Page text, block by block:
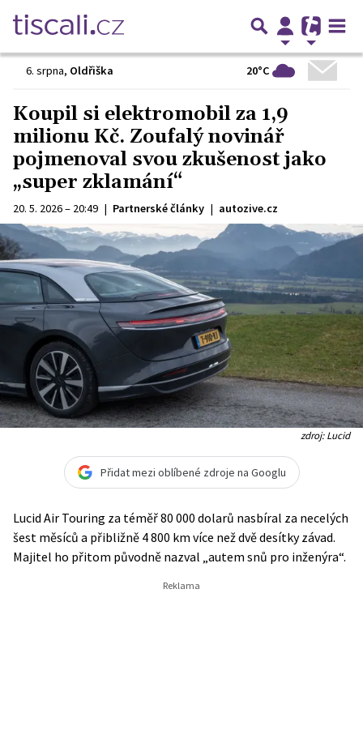
6. srpna, Oldřiška 20°C
Koupil si elektromobil za 1,9
milionu Kč. Zoufalý novinář
pojmenoval svou zkušenost jako
„super zklamání“
20. 5. 2026 – 20:49 | Partnerské články | autozive.cz
zdroj: Lucid
Přidat mezi oblíbené zdroje na Googlu
Lucid Air Touring za téměř 80 000 dolarů nasbíral za necelých
šest měsíců a přibližně 4 800 km více než dvě desítky závad.
Majitel ho přitom původně nazval „autem snů pro inženýra“.